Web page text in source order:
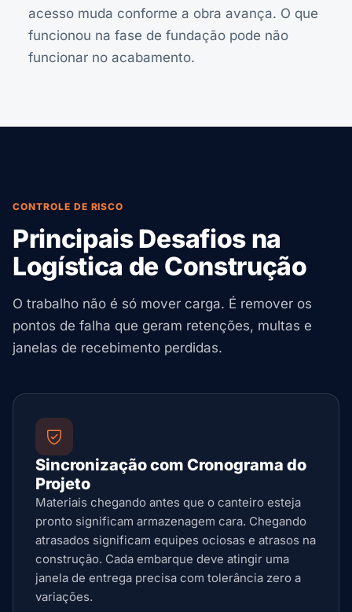
acesso muda conforme a obra avança. O que
funcionou na fase de fundação pode não
funcionar no acabamento.
CONTROLE DE RISCO
Principais Desafios na
Logística de Construção
O trabalho não é só mover carga. É remover os
pontos de falha que geram retenções, multas e
janelas de recebimento perdidas.
Sincronização com Cronograma do
Projeto
Materiais chegando antes que o canteiro esteja
pronto significam armazenagem cara. Chegando
atrasados significam equipes ociosas e atrasos na
construção. Cada embarque deve atingir uma
janela de entrega precisa com tolerância zero a
variações.